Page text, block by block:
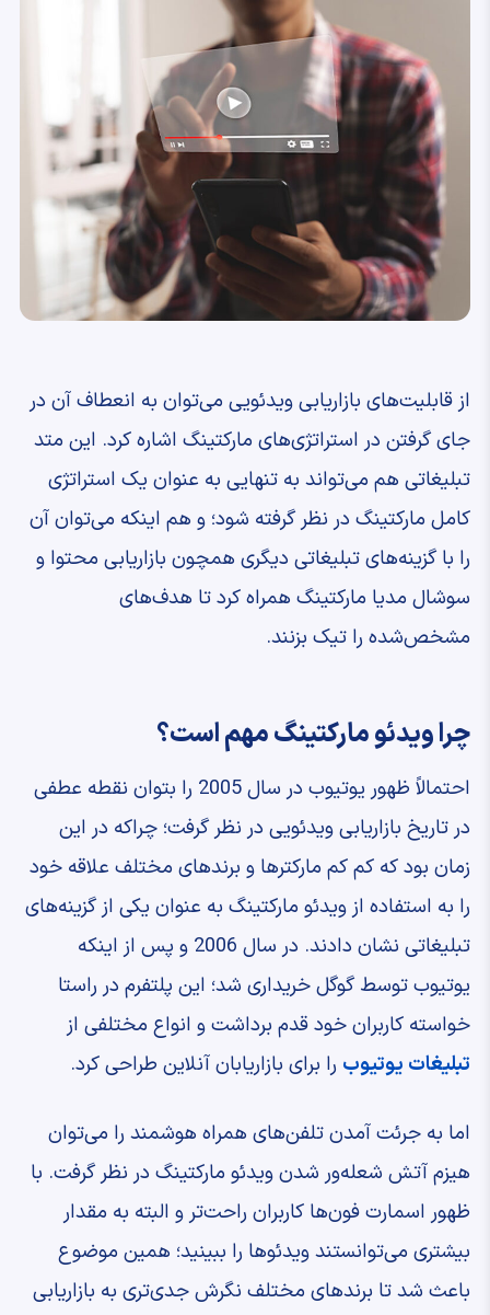
از قابلیت‌های بازاریابی ویدئویی می‌توان به انعطاف آن در
جای گرفتن در استراتژی‌های مارکتینگ اشاره کرد. این متد
تبلیغاتی هم می‌تواند به تنهایی به عنوان یک استراتژی
کامل مارکتینگ در نظر گرفته شود؛ و هم اینکه می‌توان آن
را با گزینه‌های تبلیغاتی دیگری همچون بازاریابی محتوا و
سوشال مدیا مارکتینگ همراه کرد تا هدف‌های
مشخص‌شده را تیک بزنند.
چرا ویدئو مارکتینگ مهم است؟
احتمالاً ظهور یوتیوب در سال 2005 را بتوان نقطه عطفی
در تاریخ بازاریابی ویدئویی در نظر گرفت؛ چراکه در این
زمان بود که کم کم مارکترها و برندهای مختلف علاقه خود
را به استفاده از ویدئو مارکتینگ به عنوان یکی از گزینه‌های
تبلیغاتی نشان دادند. در سال 2006 و پس از اینکه
یوتیوب توسط گوگل خریداری شد؛ این پلتفرم در راستا
خواسته کاربران خود قدم برداشت و انواع مختلفی از
تبلیغات یوتیوبرا برای بازاریابان آنلاین طراحی کرد.
اما به جرئت آمدن تلفن‌های همراه هوشمند را می‌توان
هیزم آتش شعله‌ور شدن ویدئو مارکتینگ در نظر گرفت. با
ظهور اسمارت فون‌ها کاربران راحت‌تر و البته به مقدار
بیشتری می‌توانستند ویدئوها را ببینید؛ همین موضوع
باعث شد تا برندهای مختلف نگرش جدی‌تری به بازاریابی